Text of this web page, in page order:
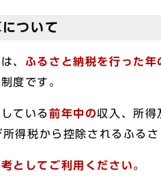
ついて
、 ふるさと納税を行った年
度です。
ている 前年中の収入、所得
得税から控除されるふる
としてご利用ください。